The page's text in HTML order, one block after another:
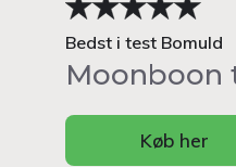
Bedst i test Bomuld
Moonboon
Køb her